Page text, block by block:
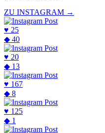
ZU INSTAGRAM →
♥ 25
◆ 40
♥ 20
◆ 13
♥ 167
◆ 8
♥ 125
◆ 1